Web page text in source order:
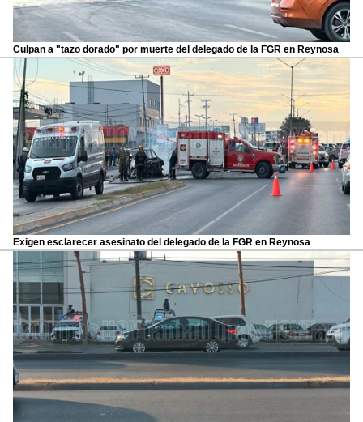
Culpan a "tazo dorado" por muerte del delegado de la FGR en Reynosa
Exigen esclarecer asesinato del delegado de la FGR en Reynosa